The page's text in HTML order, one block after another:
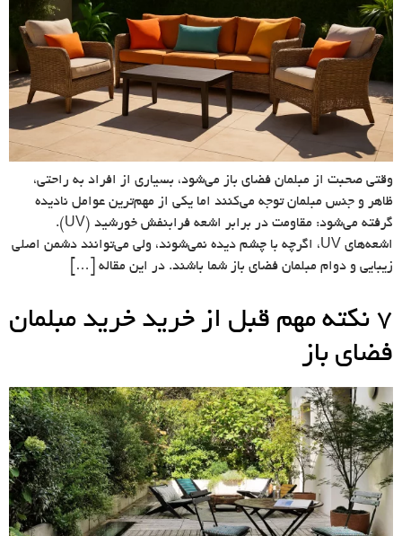
وقتی صحبت از مبلمان فضای باز می‌شود، بسیاری از افراد به راحتی،
ظاهر و جنس مبلمان توجه می‌کنند اما یکی از مهم‌ترین عوامل نادیده
گرفته می‌شود: مقاومت در برابر اشعه فرابنفش خورشید (UV).
اشعه‌های UV، اگرچه با چشم دیده نمی‌شوند، ولی می‌توانند دشمن اصلی
زیبایی و دوام مبلمان فضای باز شما باشند. در این مقاله […]
۷ نکته مهم قبل از خرید خرید مبلمان
فضای باز